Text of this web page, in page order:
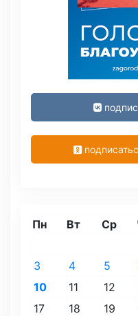
Пн Вт Ср
3
4 5
10
11 12
17
18 19